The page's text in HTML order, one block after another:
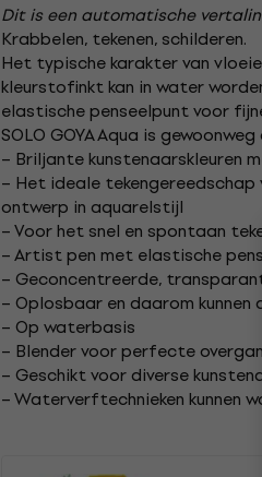
Dit is een automatische
Krabbelen, tekenen, schilderen.
Het typische karakter van
kleurstofinkt kan in water
elastische penseelpunt voor
SOLO GOYA Aqua is
– Briljante kunstenaarskleuren
– Het ideale
ontwerp in aquarelstijl
– Voor het snel en spontaan
– Artist pen met elastische
– Geconcentreerde,
– Oplosbaar en daarom
– Op waterbasis
– Blender voor perfecte
– Geschikt voor diverse
– Waterverftechnieken kunnen